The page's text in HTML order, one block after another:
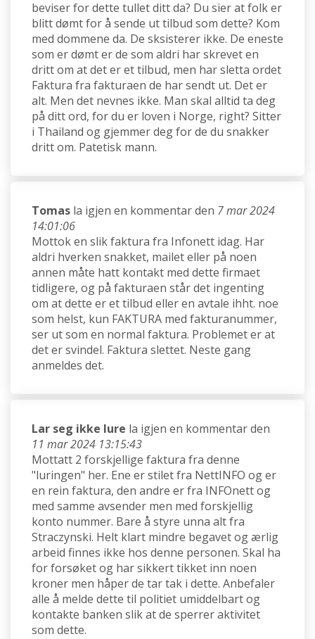
beviser for dette tullet ditt da? Du sier at folk er
blitt dømt for å sende ut tilbud som dette? Kom
med dommene da. De sksisterer ikke. De eneste
som er dømt er de som aldri har skrevet en
dritt om at det er et tilbud, men har sletta ordet
Faktura fra fakturaen de har sendt ut. Det er
alt. Men det nevnes ikke. Man skal alltid ta deg
på ditt ord, for du er loven i Norge, right? Sitter
i Thailand og gjemmer deg for de du snakker
dritt om. Patetisk mann.
Tomas la igjen en kommentar den 7 mar 2024
14:01:06
Mottok en slik faktura fra Infonett idag. Har
aldri hverken snakket, mailet eller på noen
annen måte hatt kontakt med dette firmaet
tidligere, og på fakturaen står det ingenting
om at dette er et tilbud eller en avtale ihht. noe
som helst, kun FAKTURA med fakturanummer,
ser ut som en normal faktura. Problemet er at
det er svindel. Faktura slettet. Neste gang
anmeldes det.
Lar seg ikke lure la igjen en kommentar den
11 mar 2024 13:15:43
Mottatt 2 forskjellige faktura fra denne
"luringen" her. Ene er stilet fra NettINFO og er
en rein faktura, den andre er fra INFOnett og
med samme avsender men med forskjellig
konto nummer. Bare å styre unna alt fra
Straczynski. Helt klart mindre begavet og ærlig
arbeid finnes ikke hos denne personen. Skal ha
for forsøket og har sikkert tikket inn noen
kroner men håper de tar tak i dette. Anbefaler
alle å melde dette til politiet umiddelbart og
kontakte banken slik at de sperrer aktivitet
som dette.